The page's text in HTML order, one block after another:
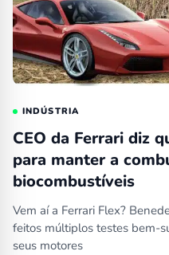
INDÚSTRIA
CEO da Ferrari diz
para manter a
biocombustíveis
Vem aí a Ferrari Flex?
feitos múltiplos testes bem-
seus motores